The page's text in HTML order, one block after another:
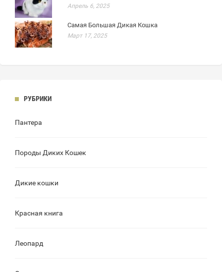
Апрель 6, 2025
Самая Большая Дикая Кошка
Март 17, 2025
РУБРИКИ
Пантера
Породы Диких Кошек
Дикие кошки
Красная книга
Леопард